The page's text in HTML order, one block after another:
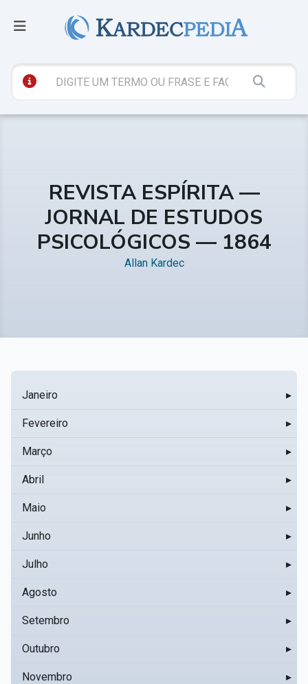
REVISTA ESPÍRITA —
JORNAL DE ESTUDOS
PSICOLÓGICOS — 1864
Allan Kardec
Janeiro ▸
Fevereiro ▸
Março ▸
Abril ▸
Maio ▸
Junho ▸
Julho ▸
Agosto ▸
Setembro ▸
Outubro ▸
Novembro ▸